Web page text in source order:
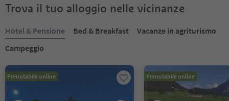
Trova il tuo alloggio nelle vicinanze
Hotel & Pensione Bed & Breakfast
Vacanze in agriturismo
Campeggio
Prenotabile online Prenotabile online